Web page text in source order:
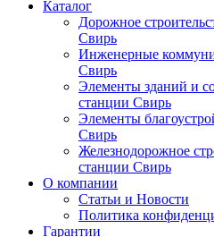
Каталог
Дорожное
Свирь
Инженерные
Свирь
Элементы зданий и
станции Свирь
Элементы
Свирь
Железнодорожное
станции Свирь
О компании
Статьи и Новости
Политика
Гарантии